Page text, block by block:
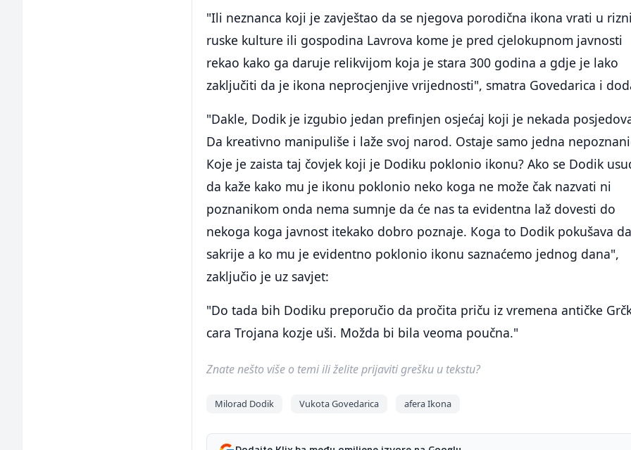
"Ili neznanca koji je zavještao da se njegova porodična ikona vrati u
ruske kulture ili gospodina Lavrova kome je pred cjelokupnom javnosti
rekao kako ga daruje relikvijom koja je stara 300 godina a gdje je lako
zaključiti da je ikona neprocjenjive vrijednosti", smatra Govedarica i
"Dakle, Dodik je izgubio jedan prefinjen osjećaj koji je nekada
Da kreativno manipuliše i laže svoj narod. Ostaje samo jedna
Кoje je zaista taj čovjek koji je Dodiku poklonio ikonu? Ako se Dodik
da kaže kako mu je ikonu poklonio neko koga ne može čak nazvati ni
poznanikom onda nema sumnje da će nas ta evidentna laž dovesti do
nekoga koga javnost itekako dobro poznaje. Кoga to Dodik pokušava da
sakrije a ko mu je evidentno poklonio ikonu saznaćemo jednog dana",
zaključio je uz savjet:
"Do tada bih Dodiku preporučio da pročita priču iz vremena antičke
cara Trojana kozje uši. Možda bi bila veoma poučna."
Znate nešto više o temi ili želite prijaviti grešku u tekstu?
Milorad Dodik Vukota Govedarica afera Ikona